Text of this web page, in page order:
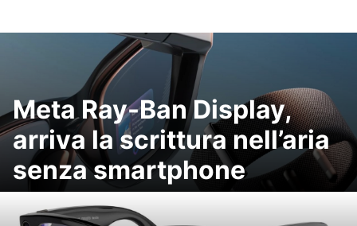
Meta Ray-Ban Display,
arriva la scrittura nell’aria
senza smartphone